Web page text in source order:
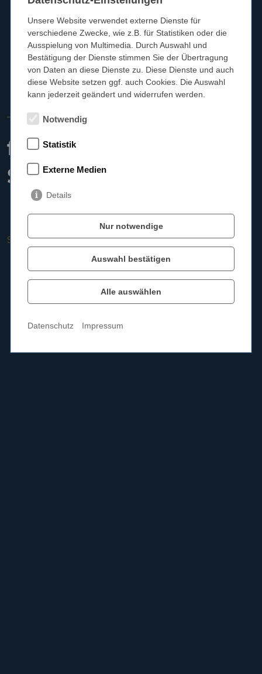
GEHÖRSCHUTZ
für Jäger &
Sportschützen
Startseite Leistungen
Gehörschutz Freizeit
Gehörschutz Jäger & Schützen – Jagd, Schießsport
Unsere Website verwendet externe Dienste für
verschiedene Zwecke, wie z.B. für Statistiken oder die
Ausspielung von Multimedia. Durch Auswahl und
Bestätigung der Dienste stimmen Sie der Übertragung
von Daten an diese Dienste zu. Diese Dienste und auch
diese Website setzen ggf. auch Cookies. Die Auswahl
kann jederzeit geändert und widerrufen werden.
Notwendig
Statistik
Externe Medien
Details
Nur notwendige
Auswahl bestätigen
Alle auswählen
Datenschutz Impressum